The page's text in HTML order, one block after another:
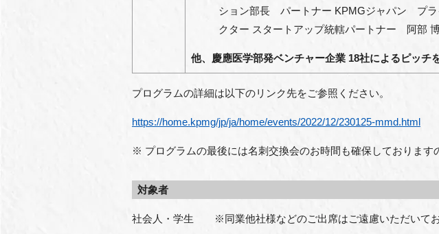
ション部長 パートナー KPMGジャパン プラ
クター スタートアップ統轄パートナー 阿部
他、慶應医学部発ベンチャー企業 18社によるピッチ
プログラムの詳細は以下のリンク先をご参照ください。
https://home.kpmg/jp/ja/home/events/2022/12/230125-mmd.html
※ プログラムの最後には名刺交換会のお時間も確保しております
対象者
社会人・学生 ※同業他社様などのご出席はご遠慮いただいてお